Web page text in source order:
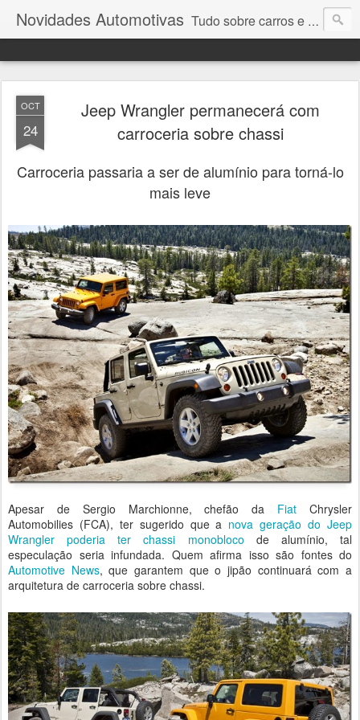
Novidades Automotivas Tudo sobre carros e motores
OCT
24
Jeep Wrangler permanecerá com
carroceria sobre chassi
Carroceria passaria a ser de alumínio para torná-lo
mais leve
Apesar de Sergio Marchionne, chefão da Fiat Chrysler
Automobilies (FCA), ter sugerido que a nova geração do Jeep
Wrangler poderia ter chassi monobloco de alumínio, tal
especulação seria infundada. Quem afirma isso são fontes do
Automotive News, que garantem que o jipão continuará com a
arquitetura de carroceria sobre chassi.